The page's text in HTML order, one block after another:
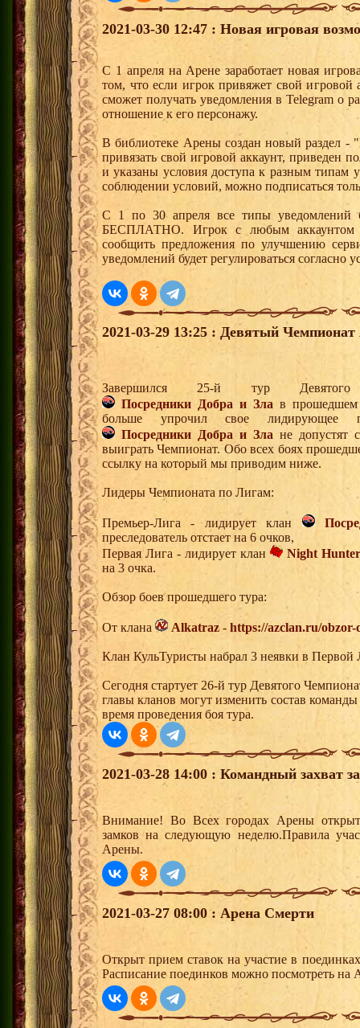
2021-03-30 12:47 : Новая игровая
С 1 апреля на Арене заработает новая
том, что если игрок привяжет свой игровой
сможет получать уведомления в Telegram о
отношение к его персонажу.
В библиотеке Арены создан новый раздел -
привязать свой игровой аккаунт, приведен
и указаны условия доступа к разным типам
соблюдении условий, можно подписаться
С 1 по 30 апреля все типы уведомлений
БЕСПЛАТНО. Игрок с любым аккаунтом
сообщить предложения по улучшению
уведомлений будет регулироваться согласно
2021-03-29 13:25 : Девятый
Завершился 25-й тур
Посредники Добра и Злав прошедшем
больше упрочил свое лидирующее
Посредники Добра и Зла не допустят
выиграть Чемпионат. Обо всех боях
ссылку на который мы приводим ниже.
Лидеры Чемпионата по Лигам:
Премьер-Лига - лидирует клан
преследователь отстает на 6 очков,
Первая Лига - лидирует клан
Night
на 3 очка.
Обзор боев прошедшего тура:
От клана Alkatraz - https://azclan.ru/obzor-
Клан КульТуристы набрал 3 неявки в
Сегодня стартует 26-й тур Девятого
главы кланов могут изменить состав
время проведения боя тура.
2021-03-28 14:00 : Командный захват
Внимание! Во Всех городах Арены
замков на следующую неделю.Правила
Арены.
2021-03-27 08:00 : Арена Смерти
Открыт прием ставок на участие в
Расписание поединков можно посмотреть на